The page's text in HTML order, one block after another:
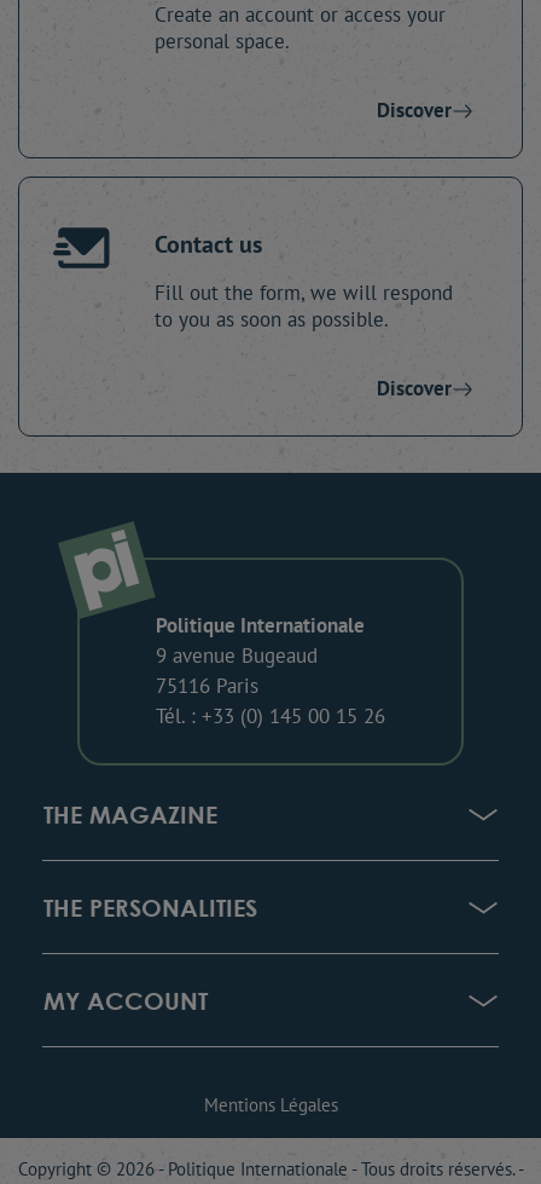
Create an account or access your
personal space.
Discover
Contact us
Fill out the form, we will respond
to you as soon as possible.
Discover
Politique Internationale
9 avenue Bugeaud
75116 Paris
Tél. : +33 (0) 145 00 15 26
THE MAGAZINE
THE PERSONALITIES
MY ACCOUNT
Mentions Légales
Copyright © 2026 - Politique Internationale - Tous droits réservés. -